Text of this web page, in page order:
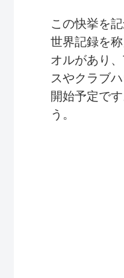
この快挙を
世界記録を
オルがあり
スやクラブ
開始予定で
う。